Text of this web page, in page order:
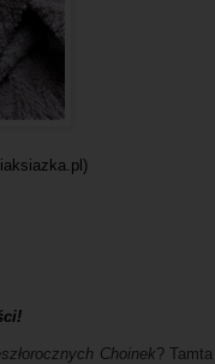
Choinek? Tamta